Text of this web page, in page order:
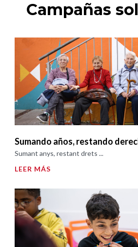
Campañas
Sumando años, restando
Sumant anys, restant drets ...
LEER MÁS